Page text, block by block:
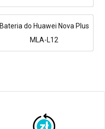
Bateria do Huawei Nova Plus
MLA-L12